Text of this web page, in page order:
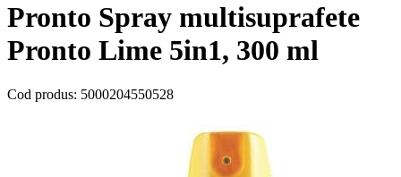
Pronto Spray multisuprafete
Pronto Lime 5in1, 300 ml
Cod produs: 5000204550528